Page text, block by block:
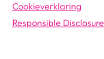
Cookieverklaring
Responsible Disclosure